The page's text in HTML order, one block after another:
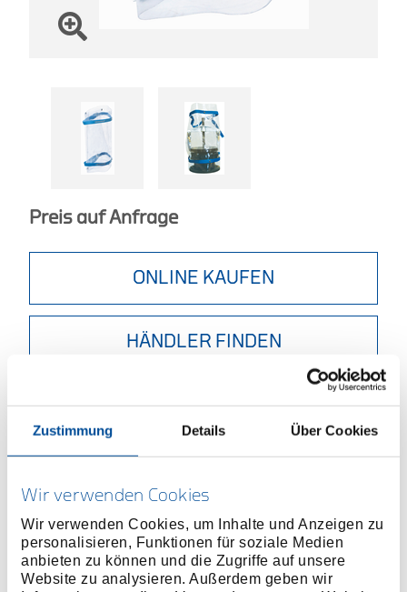
Zustimmung Details Über Cookies
Wir verwenden Cookies
Wir verwenden Cookies, um Inhalte und Anzeigen zu
personalisieren, Funktionen für soziale Medien
anbieten zu können und die Zugriffe auf unsere
Website zu analysieren. Außerdem geben wir
Preis auf Anfrage
ONLINE KAUFEN
HÄNDLER FINDEN
Produktbeschreibung
Sicherheitsfolien höchsten Schutz durch aktive
Antriebsritzeln oder Kleinbauteilen. Die Folien sind
höchst flexibel und daher in allen Situationen
anwendbar